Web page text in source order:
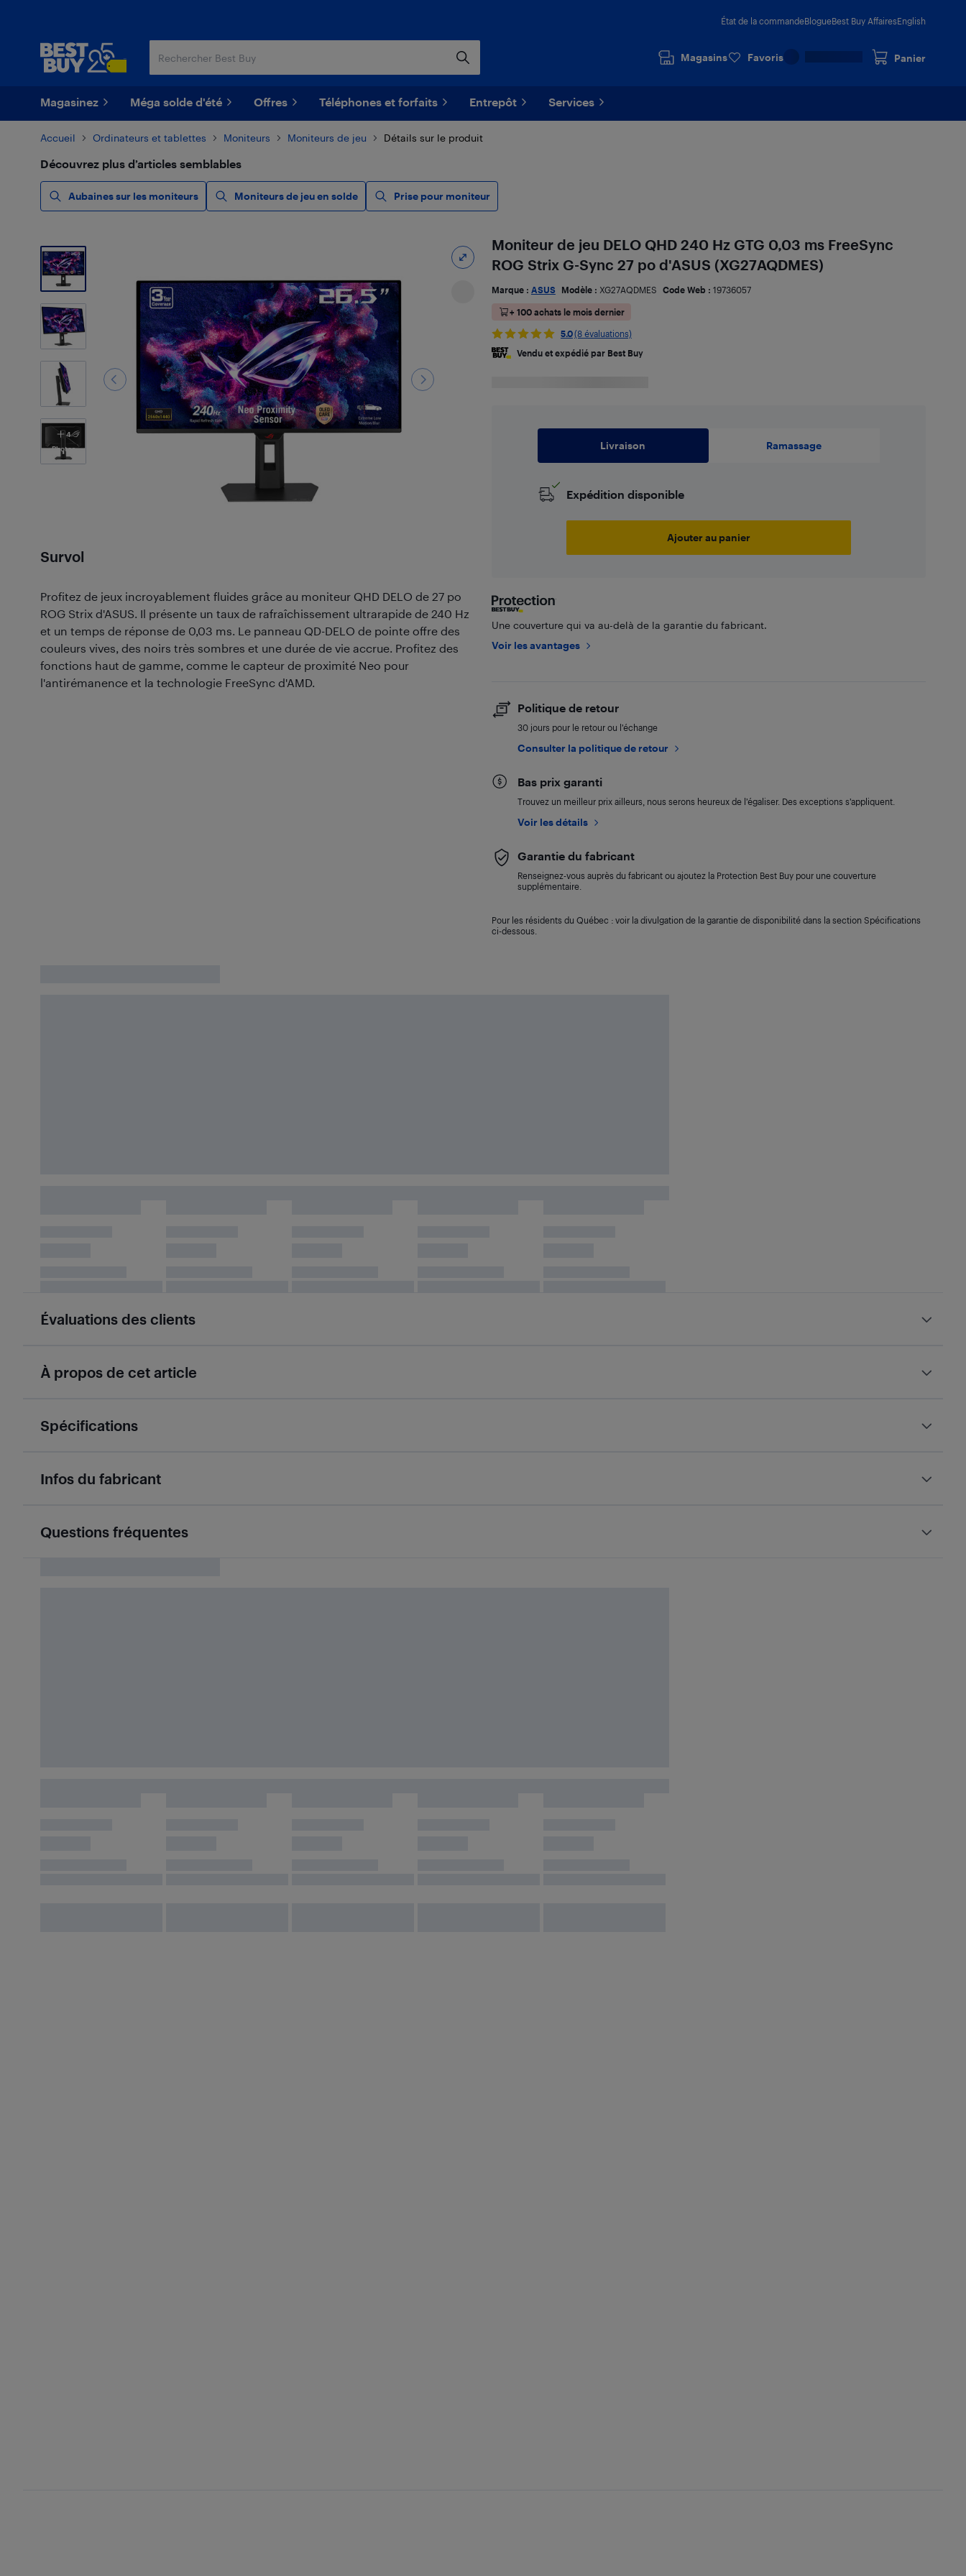
État de la commandeBlogueBest Buy AffairesEnglish
Magasins Favoris Panier
Magasinez Méga solde d'été Offres Téléphones et forfaits Entrepôt Services
Accueil Ordinateurs et tablettes Moniteurs Moniteurs de jeu Détails sur le produit
Découvrez plus d’articles semblables
Aubaines sur les moniteurs Moniteurs de jeu en solde Prise pour moniteur
4
Photos
Survol
Profitez de jeux incroyablement fluides grâce au moniteur QHD DELO de 27 po
ROG Strix d'ASUS. Il présente un taux de rafraîchissement ultrarapide de 240 Hz
et un temps de réponse de 0,03 ms. Le panneau QD-DELO de pointe offre des
couleurs vives, des noirs très sombres et une durée de vie accrue. Profitez des
fonctions haut de gamme, comme le capteur de proximité Neo pour
l'antirémanence et la technologie FreeSync d'AMD.
Moniteur de jeu DELO QHD 240 Hz GTG 0,03 ms FreeSync
ROG Strix G-Sync 27 po d'ASUS (XG27AQDMES)
Marque : ASUS Modèle : XG27AQDMES Code Web : 19736057
+ 100 achats le mois dernier
5.0(8 évaluations)
Vendu et expédié par Best Buy
Livraison Ramassage
Expédition disponible
Ajouter au panier
Une couverture qui va au-delà de la garantie du fabricant.
Voir les avantages
Politique de retour
30 jours pour le retour ou l’échange
Consulter la politique de retour
Bas prix garanti
Trouvez un meilleur prix ailleurs, nous serons heureux de l’égaliser. Des exceptions s’appliquent.
Voir les détails
Garantie du fabricant
Renseignez-vous auprès du fabricant ou ajoutez la Protection Best Buy pour une couverture
supplémentaire.
Pour les résidents du Québec : voir la divulgation de la garantie de disponibilité dans la section Spécifications
ci-dessous.
Évaluations des clients
À propos de cet article
Spécifications
Infos du fabricant
Questions fréquentes